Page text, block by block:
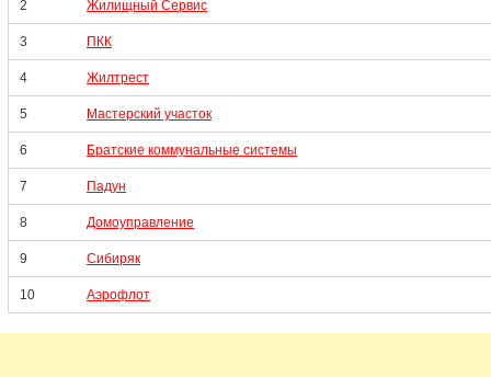
2 Жилищный Сервис
3 ПКК
4 Жилтрест
5 Мастерский участок
6 Братские коммунальные системы
7 Падун
8 Домоуправление
9 Сибиряк
10 Аэрофлот